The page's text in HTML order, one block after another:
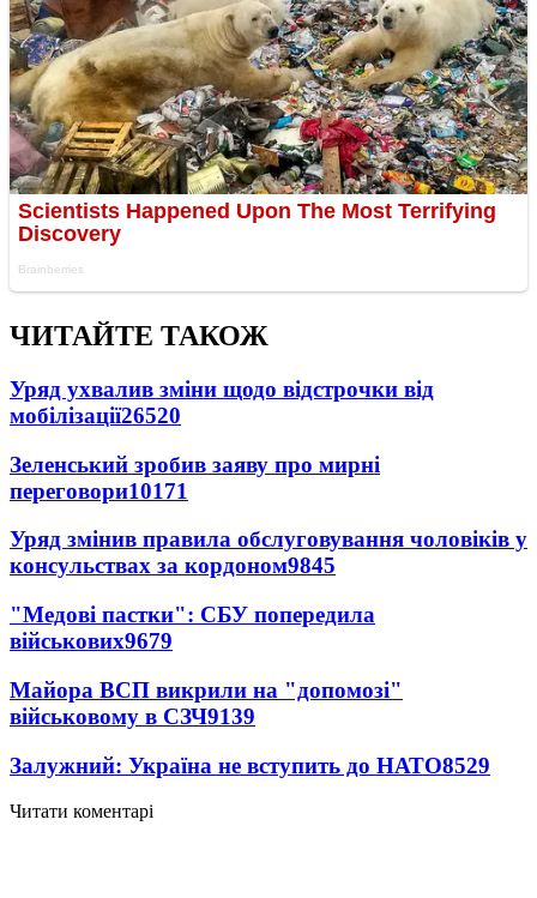
ЧИТАЙТЕ ТАКОЖ
Уряд ухвалив зміни щодо відстрочки від
мобілізації26520
Зеленський зробив заяву про мирні
переговори10171
Уряд змінив правила обслуговування чоловіків у
консульствах за кордоном9845
"Медові пастки": СБУ попередила
військових9679
Майора ВСП викрили на "допомозі"
військовому в СЗЧ9139
Залужний: Україна не вступить до НАТО8529
Читати коментарі